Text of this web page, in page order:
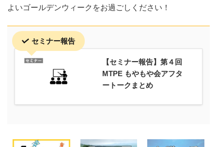
よいゴールデンウィークをお過ごしください！
セミナー報告
【セミナー報告】第４回
MTPE もやもや会アフタ
ートークまとめ